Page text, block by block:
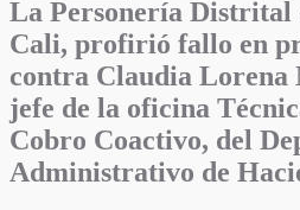
La Personería Distrital
Cali, profirió fallo en
contra Claudia Lorena
jefe de la oficina
Cobro Coactivo, del
Administrativo de